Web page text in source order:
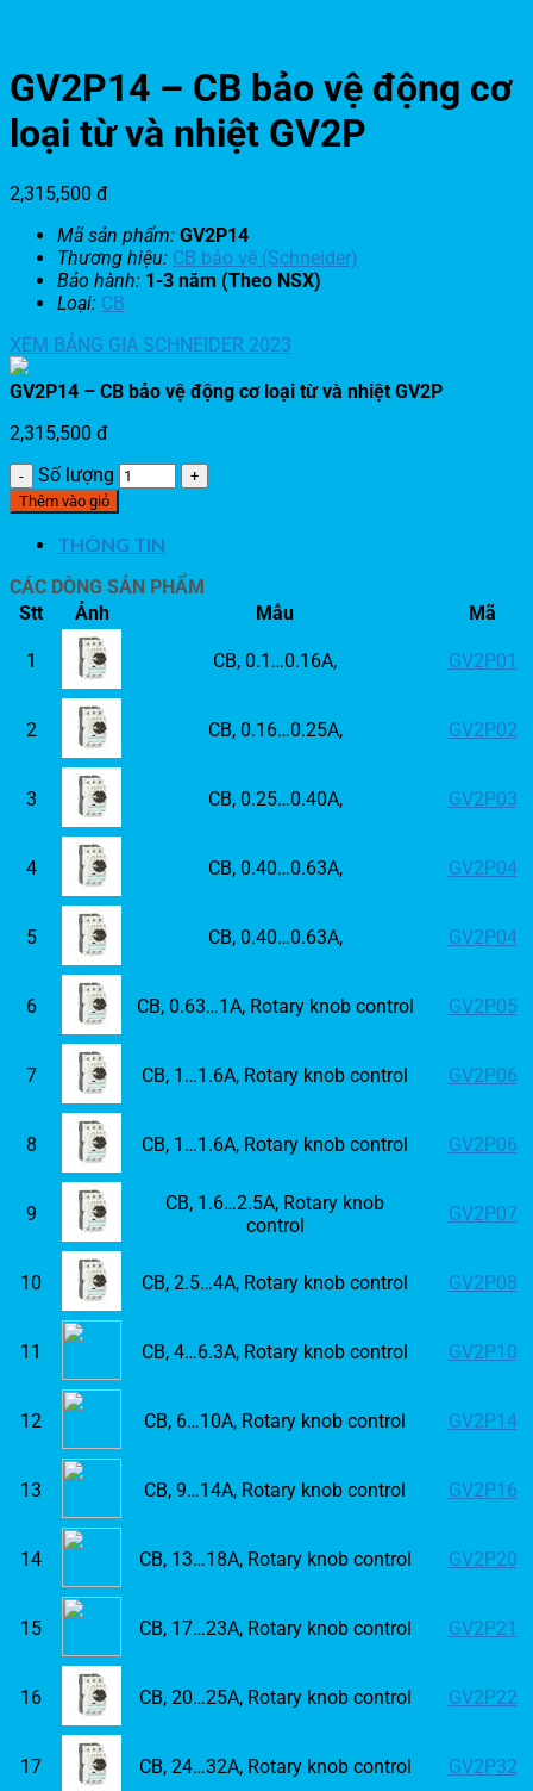
GV2P14 – CB bảo vệ động cơ
loại từ và nhiệt GV2P
2,315,500 đ
Mã sản phẩm: GV2P14
Thương hiệu: CB bảo vệ (Schneider)
Bảo hành: 1-3 năm (Theo NSX)
Loại: CB
XEM BẢNG GIÁ SCHNEIDER 2023
GV2P14 – CB bảo vệ động cơ loại từ và nhiệt GV2P
2,315,500 đ
Số lượng
Thêm vào giỏ
THÔNG TIN
CÁC DÒNG SẢN PHẨM
Stt
Ảnh Mẫu Mã
1 CB, 0.1…0.16A, GV2P01
2 CB, 0.16…0.25A, GV2P02
3 CB, 0.25…0.40A, GV2P03
4 CB, 0.40…0.63A, GV2P04
5 CB, 0.40…0.63A, GV2P04
6 CB, 0.63…1A, Rotary knob control GV2P05
7 CB, 1…1.6A, Rotary knob control GV2P06
8 CB, 1…1.6A, Rotary knob control GV2P06
9
CB, 1.6…2.5A, Rotary knob
control
GV2P07
10 CB, 2.5…4A, Rotary knob control GV2P08
11 CB, 4…6.3A, Rotary knob control GV2P10
12 CB, 6…10A, Rotary knob control GV2P14
13 CB, 9…14A, Rotary knob control GV2P16
14 CB, 13…18A, Rotary knob control GV2P20
15 CB, 17…23A, Rotary knob control GV2P21
16 CB, 20…25A, Rotary knob control GV2P22
17 CB, 24…32A, Rotary knob control GV2P32